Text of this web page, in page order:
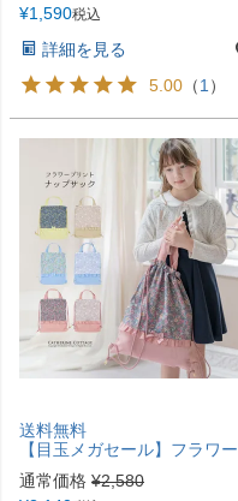
¥1,590税込
詳細を見る
5.00 （1）
送料無料
【目玉メガセール】フラワープリント ナップサック 切り替えフリルリボン スクール スクールバッグ 巾着バッグ 体操着入れ キャサリンコテージ TAK
通常価格 ¥2,580